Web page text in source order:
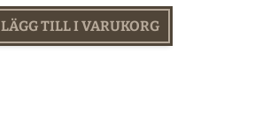
LÄGG TILL I VARUKORG